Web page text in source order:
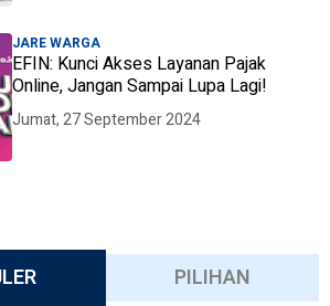
JARE WARGA
EFIN: Kunci Akses Layanan Pajak
Online, Jangan Sampai Lupa Lagi!
Jumat, 27 September 2024
PILIHAN